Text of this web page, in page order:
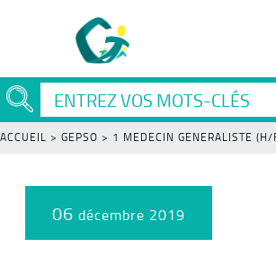
ACCUEIL > GEPSO > 1 MEDECIN GENERALISTE
06 décembre 2019